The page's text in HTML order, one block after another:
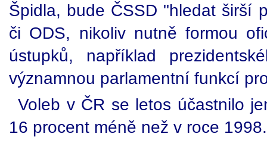
Špidla, bude ČSSD "hledat širší
či ODS, nikoliv nutně formou
ústupků, například
významnou parlamentní funkcí
Voleb v ČR se letos účastnilo
16 procent méně než v roce 1998.